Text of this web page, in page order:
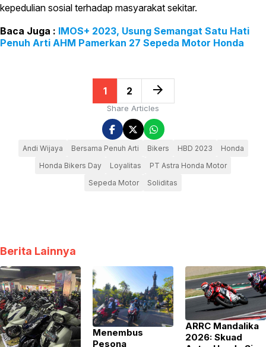
kepedulian sosial terhadap masyarakat sekitar.
IMOS+ 2023, Usung Semangat Satu Hati
Penuh Arti AHM Pamerkan 27 Sepeda Motor Honda
1 2 arrow_forward
Share Articles
Andi Wijaya Bersama Penuh Arti Bikers HBD 2023
Honda
Honda Bikers Day
Loyalitas
PT Astra Honda Motor
Sepeda Motor
Soliditas
Berita Lainnya
Menembus
Pesona
​ARRC Mandalika
2026: Skuad